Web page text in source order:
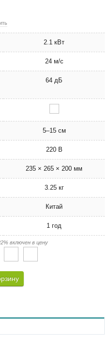
2.1 кВт
24 м/с
64 дБ
5–15 см
220 В
235 × 265 × 200 мм
3.25 кг
Китай
1 год
включен в цену